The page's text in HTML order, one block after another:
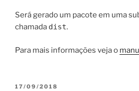
Será gerado um pacote em uma
chamada dist.
Para mais informações veja o
PUBLICADO
17/09/2018